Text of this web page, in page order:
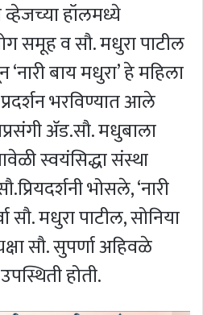
हॉलमध्ये
समूह व सौ. मधुरा पाटील
बाय मधुरा’ हे महिला
भरविण्यात आले
अ‍ॅड.सौ. मधुबाला
स्वयंसिद्धा संस्था
भोसले, ‘नारी
सौ. मधुरा पाटील, सोनिया
सौ. सुपर्णा अहिवळे
होती.